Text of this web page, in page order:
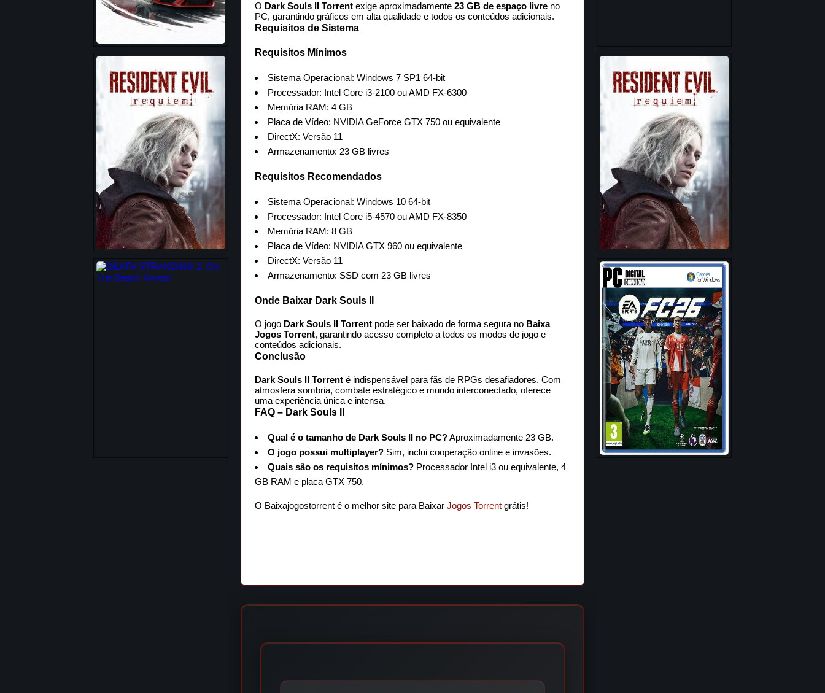
O Dark Souls II Torrent exige aproximadamente 23 GB de espaço livre no
PC, garantindo gráficos em alta qualidade e todos os conteúdos adicionais.
Requisitos de Sistema
Requisitos Mínimos
Sistema Operacional: Windows 7 SP1 64-bit
Processador: Intel Core i3-2100 ou AMD FX-6300
Memória RAM: 4 GB
Placa de Vídeo: NVIDIA GeForce GTX 750 ou equivalente
DirectX: Versão 11
Armazenamento: 23 GB livres
Requisitos Recomendados
Sistema Operacional: Windows 10 64-bit
Processador: Intel Core i5-4570 ou AMD FX-8350
Memória RAM: 8 GB
Placa de Vídeo: NVIDIA GTX 960 ou equivalente
DirectX: Versão 11
Armazenamento: SSD com 23 GB livres
Onde Baixar Dark Souls II
O jogo Dark Souls II Torrent pode ser baixado de forma segura no Baixa
Jogos Torrent, garantindo acesso completo a todos os modos de jogo e
conteúdos adicionais.
Conclusão
Dark Souls II Torrent é indispensável para fãs de RPGs desafiadores. Com
atmosfera sombria, combate estratégico e mundo interconectado, oferece
uma experiência única e intensa.
FAQ – Dark Souls II
Qual é o tamanho de Dark Souls II no PC?Aproximadamente 23 GB.
O jogo possui multiplayer? Sim, inclui cooperação online e invasões.
Quais são os requisitos mínimos? Processador Intel i3 ou equivalente, 4
GB RAM e placa GTX 750.
O Baixajogostorrent é o melhor site para Baixar Jogos Torrent grátis!